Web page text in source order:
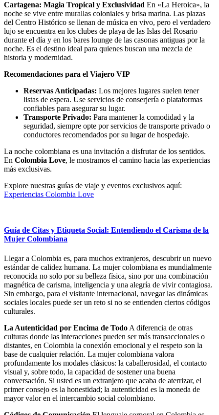
Cartagena: Magia Tropical y Exclusividad En «La Heroica», la
noche se vive entre murallas coloniales y brisa marina. Las plazas
del Centro Histórico se llenan de música en vivo, pero el verdadero
lujo se encuentra en los clubes de playa de las Islas del Rosario
durante el día y en los bares lounge de las casonas antiguas por la
noche. Es el destino ideal para quienes buscan una mezcla de
historia y modernidad.
Recomendaciones para el Viajero VIP
Reservas Anticipadas: Los mejores lugares suelen tener
listas de espera. Use servicios de conserjería o plataformas
confiables para asegurar su lugar.
Transporte Privado: Para mantener la comodidad y la
seguridad, siempre opte por servicios de transporte privado o
conductores recomendados por su lugar de hospedaje.
La noche colombiana es una invitación a disfrutar de los sentidos.
En Colombia Love, le mostramos el camino hacia las experiencias
más exclusivas.
Explore nuestras guías de viaje y eventos exclusivos aquí:
Experiencias Colombia Love
Guía de Citas y Etiqueta Social: Entendiendo el Carisma de la
Mujer Colombiana
Llegar a Colombia es, para muchos extranjeros, descubrir un nuevo
estándar de calidez humana. La mujer colombiana es mundialmente
reconocida no solo por su belleza física, sino por una combinación
magnética de carisma, inteligencia y una alegría de vivir contagiosa.
Sin embargo, para el visitante internacional, navegar las dinámicas
sociales locales puede ser un reto si no se entienden ciertos códigos
culturales.
La Autenticidad por Encima de Todo A diferencia de otras
culturas donde las interacciones pueden ser más transaccionales o
distantes, en Colombia la conexión emocional y el respeto son la
base de cualquier relación. La mujer colombiana valora
profundamente los modales clásicos: la caballerosidad, el contacto
visual y, sobre todo, la capacidad de sostener una buena
conversación. Si usted es un extranjero que acaba de aterrizar, el
primer consejo es la honestidad; la autenticidad es la moneda de
mayor valor en el intercambio social colombiano.